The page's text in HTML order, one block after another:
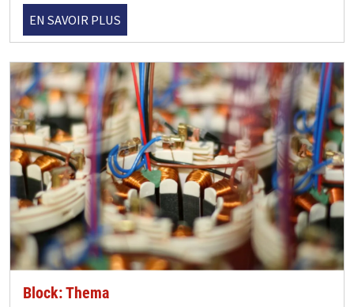
EN SAVOIR PLUS
Block: Thema